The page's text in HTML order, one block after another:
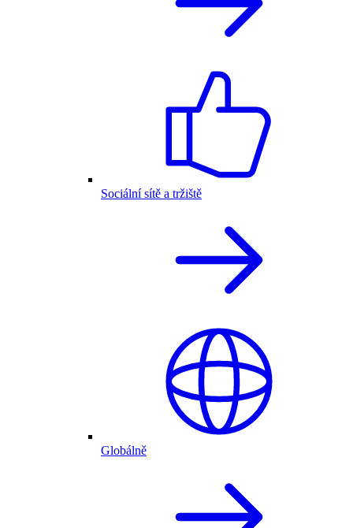
Sociální sítě a tržiště
Globálně